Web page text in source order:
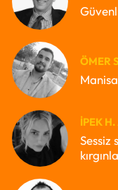
ÖMER
İPEK
Sessiz